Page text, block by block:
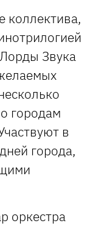
коллектива,
Звука
городам
в
города,
оркестра